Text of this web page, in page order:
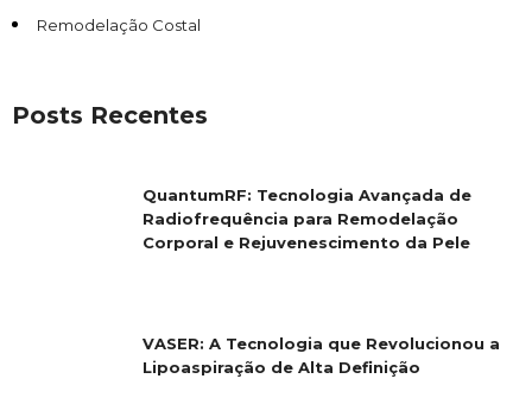
Remodelação Costal
Posts Recentes
QuantumRF: Tecnologia Avançada de
Radiofrequência para Remodelação
Corporal e Rejuvenescimento da Pele
VASER: A Tecnologia que Revolucionou a
Lipoaspiração de Alta Definição